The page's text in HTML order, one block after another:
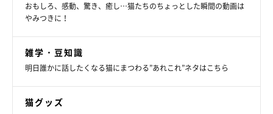
おもしろ、感動、驚き、癒し…猫たちのちょっとした瞬間の動画は
やみつきに！
雑学・豆知識
明日誰かに話したくなる猫にまつわる”あれこれ”ネタはこちら
猫グッズ